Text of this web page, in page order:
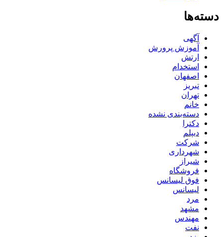
دسته‌ها
آگهی
آموزش پرورش
ارتش
استخدام
اصفهان
تبریز
تهران
خانم
دسته‌بندی نشده
دکترا
دیپلم
شرکت
شهرداری
شیراز
فروشگاه
فوق لیسانس
لیسانس
مرد
مشهد
مهندس
نفت